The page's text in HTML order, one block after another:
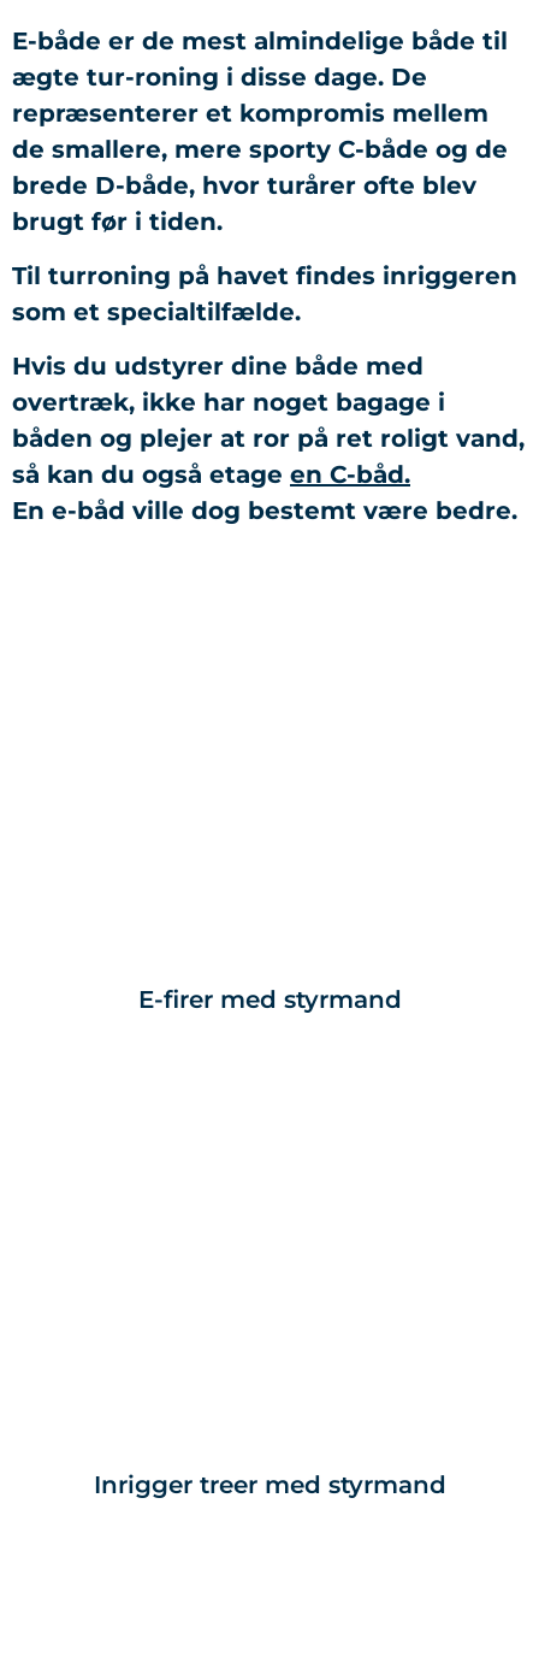
E-både er de mest almindelige både til
ægte tur-roning i disse dage. De
repræsenterer et kompromis mellem
de smallere, mere sporty C-både og de
brede D-både, hvor turårer ofte blev
brugt før i tiden.
Til turroning på havet findes inriggeren
som et specialtilfælde.
Hvis du udstyrer dine både med
overtræk, ikke har noget bagage i
båden og plejer at ror på ret roligt vand,
så kan du også etage en C-båd.
En e-båd ville dog bestemt være bedre.
E-firer med styrmand
Inrigger treer med styrmand